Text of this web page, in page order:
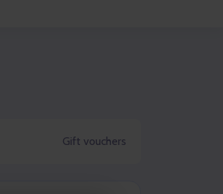
Gift vouchers